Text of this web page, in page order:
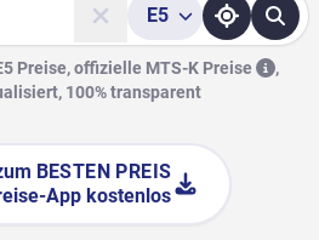
E5
Preise, offizielle MTS-K Preise
,
100% transparent
BESTEN PREIS
App kostenlos